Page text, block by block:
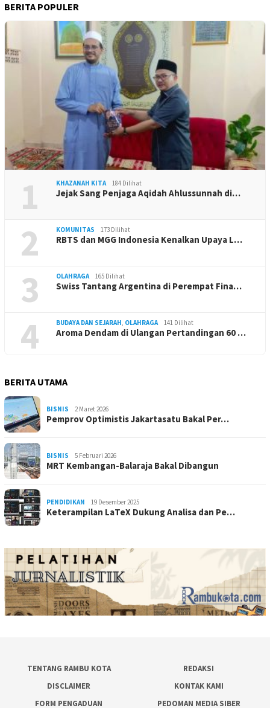
BERITA POPULER
1 KHAZANAH KITA 184 Dilihat
Jejak Sang Penjaga Aqidah Ahlussunnah di…
2 KOMUNITAS 173 Dilihat
RBTS dan MGG Indonesia Kenalkan Upaya L…
3 OLAHRAGA 165 Dilihat
Swiss Tantang Argentina di Perempat Fina…
4 BUDAYA DAN SEJARAH, OLAHRAGA 141 Dilihat
Aroma Dendam di Ulangan Pertandingan 60 …
BERITA UTAMA
BISNIS 2 Maret 2026
Pemprov Optimistis Jakartasatu Bakal Per…
BISNIS 5 Februari 2026
MRT Kembangan-Balaraja Bakal Dibangun
PENDIDIKAN 19 Desember 2025
Keterampilan LaTeX Dukung Analisa dan Pe…
TENTANG RAMBU KOTA
REDAKSI
DISCLAIMER
KONTAK KAMI
FORM PENGADUAN
PEDOMAN MEDIA SIBER